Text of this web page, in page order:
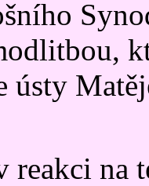
ústy
reakci na